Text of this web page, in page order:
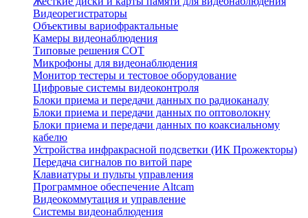
Видеорегистраторы
Объективы вариофрактальные
Камеры видеонаблюдения
Типовые решения СОТ
Микрофоны для видеонаблюдения
Монитор тестеры и тестовое оборудование
Цифровые системы видеоконтроля
Блоки приема и передачи данных по радиоканалу
Блоки приема и передачи данных по оптоволокну
Блоки приема и передачи данных по коаксиальному
кабелю
Устройства инфракрасной подсветки (ИК Прожекторы)
Передача сигналов по витой паре
Клавиатуры и пульты управления
Программное обеспечение Altcam
Видеокоммутация и управление
Системы видеонаблюдения